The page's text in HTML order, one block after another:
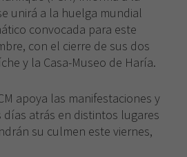
unirá a la huelga mundial
convocada para este
con el cierre de sus dos
y la Casa-Museo de Haría.
apoya las manifestaciones y
atrás en distintos lugares
su culmen este viernes,